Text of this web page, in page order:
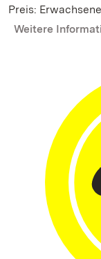
Preis:
Weitere